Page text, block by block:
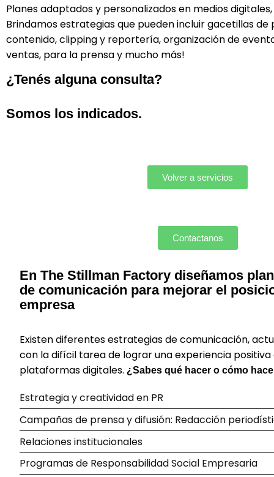
Planes adaptados y personalizados en medios
Brindamos estrategias que pueden incluir gacetillas de
contenido, clipping y reportería, organización de
ventas, para la prensa y mucho más!
¿Tenés alguna consulta?
Somos los indicados.
Volver a servicios
Contactanos
En The Stillman Factory diseñamos
de comunicación para mejorar el
empresa
Existen diferentes estrategias de comunicación,
con la difícil tarea de lograr una experiencia
plataformas digitales. ¿Sabes qué hacer o cómo
Estrategia y creatividad en PR
Campañas de prensa y difusión: Redacción
Relaciones institucionales
Programas de Responsabilidad Social Empresaria